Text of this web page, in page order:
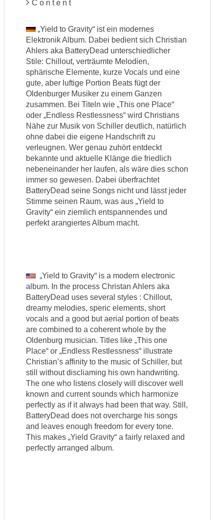
C o n t e n t
„Yield to Gravity“ ist ein modernes
Elektronik Album. Dabei bedient sich Christian
Ahlers aka BatteryDead unterschiedlicher
Stile: Chillout, verträumte Melodien,
sphärische Elemente, kurze Vocals und eine
gute, aber luftige Portion Beats fügt der
Oldenburger Musiker zu einem Ganzen
zusammen. Bei Titeln wie „This one Place“
oder „Endless Restlessness“ wird Christians
Nähe zur Musik von Schiller deutlich, natürlich
ohne dabei die eigene Handschrift zu
verleugnen. Wer genau zuhört entdeckt
bekannte und aktuelle Klänge die friedlich
nebeneinander her laufen, als wäre dies schon
immer so gewesen. Dabei überfrachtet
BatteryDead seine Songs nicht und lässt jeder
Stimme seinen Raum, was aus „Yield to
Gravity“ ein ziemlich entspannendes und
perfekt arangiertes Album macht.
„Yield to Gravity“ is a modern electronic
album. In the process Christan Ahlers aka
BatteryDead uses several styles : Chillout,
dreamy melodies, speric elements, short
vocals and a good but aerial portion of beats
are combined to a coherent whole by the
Oldenburg musician. Titles like „This one
Place“ or „Endless Restlessness“ illustrate
Christian’s affinity to the music of Schiller, but
still without discliaming his own handwriting.
The one who listens closely will discover well
known and current sounds which harmonize
perfectly as if it always had been that way. Still,
BatteryDead does not overcharge his songs
and leaves enough freedom for every tone.
This makes „Yield Gravity“ a fairly relaxed and
perfectly arranged album.